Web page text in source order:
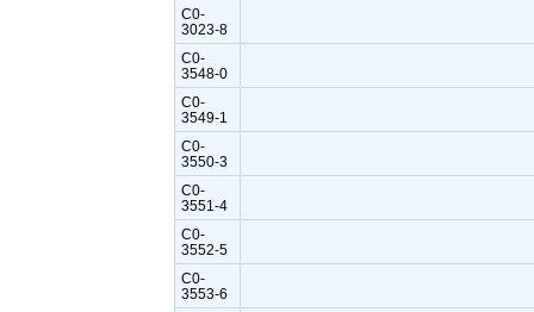
C0-
3023-8
C0-
3548-0
C0-
3549-1
C0-
3550-3
C0-
3551-4
C0-
3552-5
C0-
3553-6